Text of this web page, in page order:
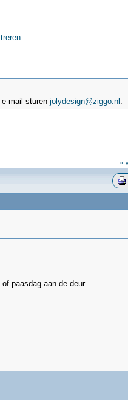
.
e-mail sturenjolydesign@ziggo.nl .
«
paasdag aan de deur.